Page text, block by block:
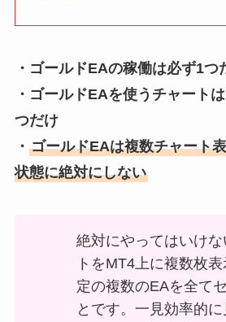
・ゴールドEAの稼働は必ず1つ
・ゴールドEAを使うチャート
つだけ
・ ゴールドEAは複数チャート
状態に絶対にしない
絶対にやってはいけ
トをMT4上に複数枚
定の複数のEAを全て
とです。一見効率的